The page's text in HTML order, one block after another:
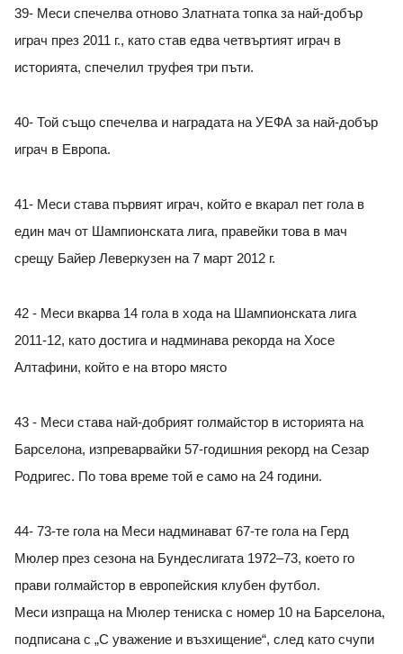
39- Меси спечелва отново Златната топка за най-добър
играч през 2011 г., като став едва четвъртият играч в
историята, спечелил труфея три пъти.
40- Той също спечелва и наградата на УЕФА за най-добър
играч в Европа.
41- Меси става първият играч, който е вкарал пет гола в
един мач от Шампионската лига, правейки това в мач
срещу Байер Леверкузен на 7 март 2012 г.
42 - Меси вкарва 14 гола в хода на Шампионската лига
2011-12, като достига и надминава рекорда на Хосе
Алтафини, който е на второ място
43 - Меси става най-добрият голмайстор в историята на
Барселона, изпреварвайки 57-годишния рекорд на Сезар
Родригес. По това време той е само на 24 години.
44- 73-те гола на Меси надминават 67-те гола на Герд
Мюлер през сезона на Бундеслигата 1972–73, което го
прави голмайстор в европейския клубен футбол.
Меси изпраща на Мюлер тениска с номер 10 на Барселона,
подписана с „С уважение и възхищение“, след като счупи